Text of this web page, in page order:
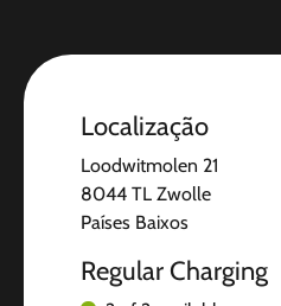
Localização
Loodwitmolen 21
8044 TL Zwolle
Países Baixos
Regular Charging